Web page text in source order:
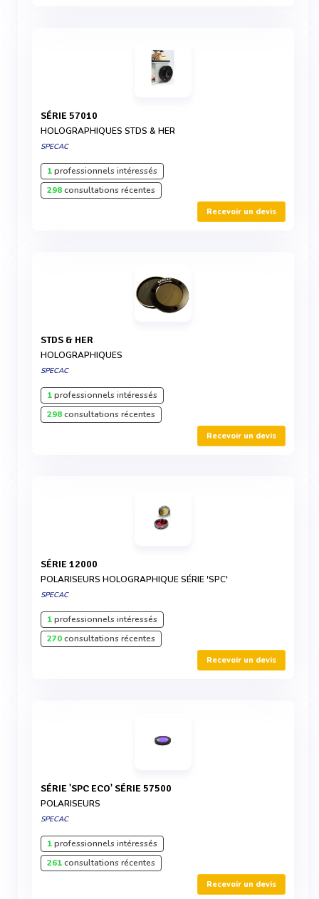
SÉRIE 57010
HOLOGRAPHIQUES STDS & HER
SPECAC
1professionnels intéressés
298consultations récentes
Recevoir un devis
STDS & HER
HOLOGRAPHIQUES
SPECAC
1professionnels intéressés
298consultations récentes
Recevoir un devis
SÉRIE 12000
POLARISEURS HOLOGRAPHIQUE SÉRIE 'SPC'
SPECAC
1professionnels intéressés
270consultations récentes
Recevoir un devis
SÉRIE 'SPC ECO' SÉRIE 57500
POLARISEURS
SPECAC
1professionnels intéressés
261consultations récentes
Recevoir un devis